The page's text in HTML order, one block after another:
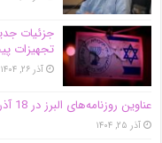
جزئیات
تجهیزات
آذر ۲۶, ۱۴۰۴
عناوین روزنامه‌های البرز در ‌18 آذرماه/صدرنشینی در ارائه خدمات زایمان بی‌درد
آذر ۲۵, ۱۴۰۴